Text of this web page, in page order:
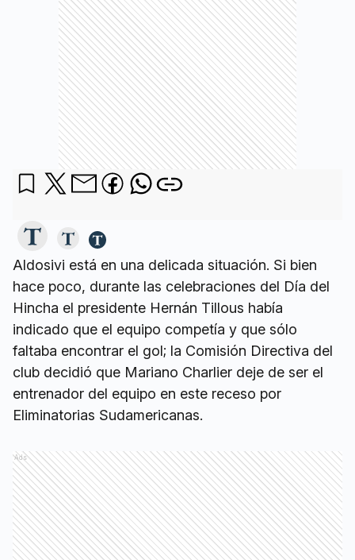
Aldosivi está en una delicada situación. Si bien
hace poco, durante las celebraciones del Día del
Hincha el presidente Hernán Tillous había
indicado que el equipo competía y que sólo
faltaba encontrar el gol; la Comisión Directiva del
club decidió que Mariano Charlier deje de ser el
entrenador del equipo en este receso por
Eliminatorias Sudamericanas.
Ads